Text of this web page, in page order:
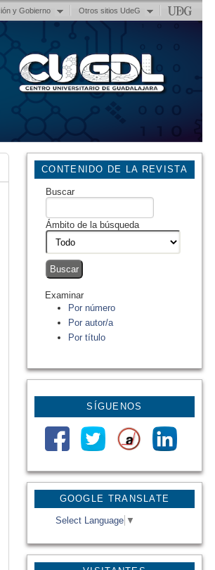
y Gobierno Otros sitios UdeG
GOOGLE TRANSLATE
Select Language ▼
CONTENIDO DE LA REVISTA
Buscar
Ámbito de la búsqueda
Examinar
Por número
Por autor/a
Por título
SÍGUENOS